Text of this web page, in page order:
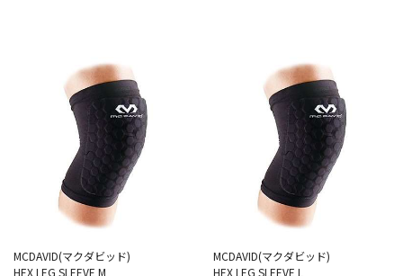
MCDAVID(マクダビッド)
HEX LEG SLEEVE M
MCDAVID(マクダビッド)
HEX LEG SLEEVE L